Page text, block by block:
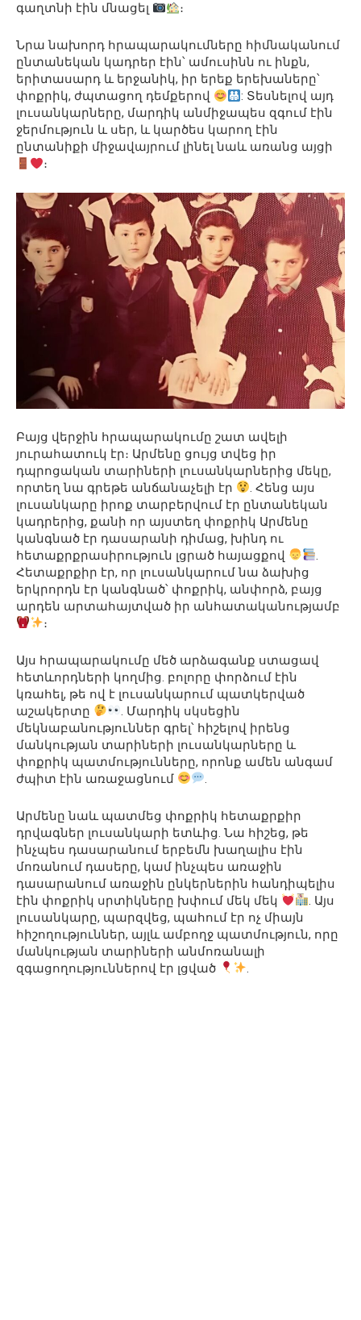
գաղտնի էին մնացել
։
Նրա նախորդ հրապարակումները հիմնականում
ընտանեկան կադրեր էին՝ ամուսինն ու ինքն,
երիտասարդ և երջանիկ, իր երեք երեխաները՝
փոքրիկ, ժպտացող դեմքերով
: Տեսնելով այդ
լուսանկարները, մարդիկ անմիջապես զգում էին
ջերմություն և սեր, և կարծես կարող էին
ընտանիքի միջավայրում լինել նաև առանց այցի
։
Բայց վերջին հրապարակումը շատ ավելի
յուրահատուկ էր։ Արմենը ցույց տվեց իր
դպրոցական տարիների լուսանկարներից մեկը,
որտեղ նա գրեթե անճանաչելի էր
. Հենց այս
լուսանկարը իրոք տարբերվում էր ընտանեկան
կադրերից, քանի որ այստեղ փոքրիկ Արմենը
կանգնած էր դասարանի դիմաց, խինդ ու
հետաքրքրասիրություն լցրած հայացքով
.
Հետաքրքիր էր, որ լուսանկարում նա ձախից
երկրորդն էր կանգնած՝ փոքրիկ, անփորձ, բայց
արդեն արտահայտված իր անհատականությամբ
։
Այս հրապարակումը մեծ արձագանք ստացավ
հետևորդների կողմից. բոլորը փորձում էին
կռահել, թե ով է լուսանկարում պատկերված
աշակերտը
. Մարդիկ սկսեցին
մեկնաբանություններ գրել՝ հիշելով իրենց
մանկության տարիների լուսանկարները և
փոքրիկ պատմությունները, որոնք ամեն անգամ
ժպիտ էին առաջացնում
.
Արմենը նաև պատմեց փոքրիկ հետաքրքիր
դրվագներ լուսանկարի ետևից. Նա հիշեց, թե
ինչպես դասարանում երբեմն խաղալիս էին
մոռանում դասերը, կամ ինչպես առաջին
դասարանում առաջին ընկերներին հանդիպելիս
էին փոքրիկ սրտիկները խփում մեկ մեկ
. Այս
լուսանկարը, պարզվեց, պահում էր ոչ միայն
հիշողություններ, այլև ամբողջ պատմություն, որը
մանկության տարիների անմոռանալի
զգացողություններով էր լցված
.